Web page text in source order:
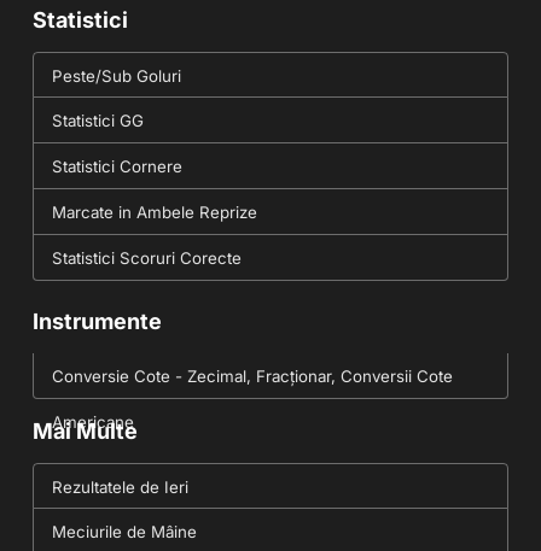
Statistici
Peste/Sub Goluri
Statistici GG
Statistici Cornere
Marcate in Ambele Reprize
Statistici Scoruri Corecte
Instrumente
Conversie Cote - Zecimal, Fracționar, Conversii Cote
Americane
Mai Multe
Rezultatele de Ieri
Meciurile de Mâine